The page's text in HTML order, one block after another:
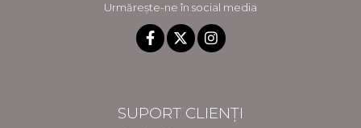
Urmărește-ne în social media
SUPORT CLIENȚI